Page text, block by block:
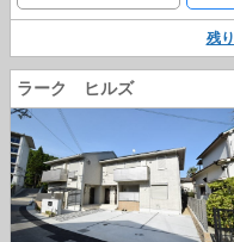
残り
ラーク ヒルズ